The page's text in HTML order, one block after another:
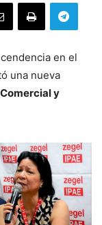
en el
una nueva
y